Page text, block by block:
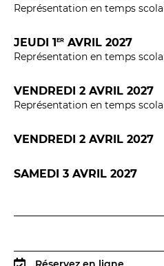
LES FRANCISCAINS
BILLETTERIE
Accueil & horaires
Entre spectateurs
Représentation en temps
JEUDI 1 ER AVRIL 2027
Représentation en temps
VENDREDI 2 AVRIL 2027
Représentation en temps
VENDREDI 2 AVRIL 2027
SAMEDI 3 AVRIL 2027